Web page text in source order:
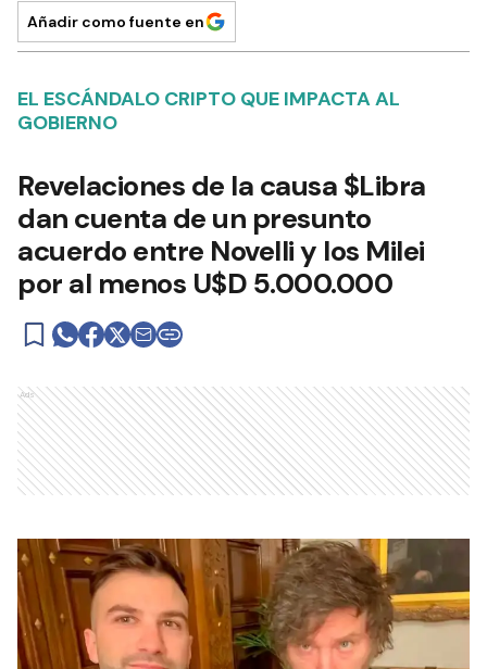
Añadir como fuente en
EL ESCÁNDALO CRIPTO QUE IMPACTA AL
GOBIERNO
Revelaciones de la causa $Libra
dan cuenta de un presunto
acuerdo entre Novelli y los Milei
por al menos U$D 5.000.000
Ads